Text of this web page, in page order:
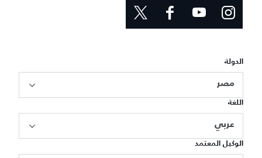
الدولة
مصر
اللغة
عربي
الوكيل المعتمد